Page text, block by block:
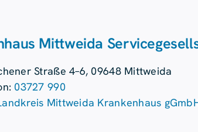
Mittweida
Straße 4–6, 09648 Mittweida
03727 990
Mittweida Krankenhaus